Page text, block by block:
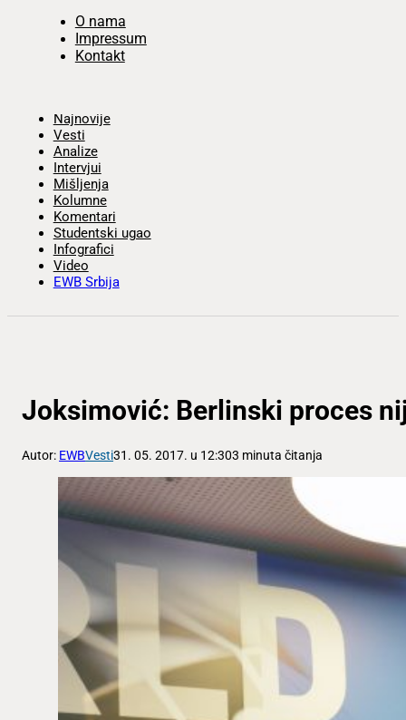
O nama
Impressum
Kontakt
Najnovije
Vesti
Analize
Intervjui
Mišljenja
Kolumne
Komentari
Studentski ugao
Infografici
Video
EWB Srbija
Joksimović: Berlinski proces
Autor: EWBVesti31. 05. 2017. u 12:303 minuta čitanja